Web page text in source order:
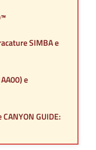
SIMBA e
e
GUIDE: